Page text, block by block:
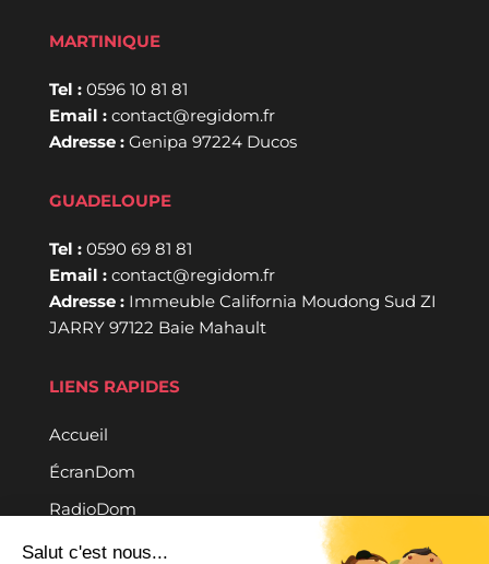
MARTINIQUE
Tel : 0596 10 81 81
Email : contact@regidom.fr
Adresse : Genipa 97224 Ducos
GUADELOUPE
Tel : 0590 69 81 81
Email : contact@regidom.fr
Adresse : Immeuble California Moudong Sud ZI
JARRY 97122 Baie Mahault
LIENS RAPIDES
Accueil
ÉcranDom
RadioDom
Contact
Salut c'est nous...